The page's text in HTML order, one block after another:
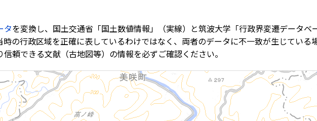
タを変換し、国土交通省「国土数値情報」（実線）と筑波大学「行政界変遷データ
の行政区域を正確に表しているわけではなく、両者のデータに不一致が生じてい
頼できる文献（古地図等）の情報を必ずご確認ください。